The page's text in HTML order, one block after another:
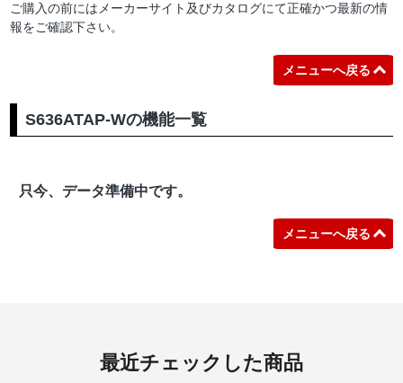
ご購入の前にはメーカーサイト及びカタログにて正確かつ最新の情
報をご確認下さい。
メニューへ戻る
S636ATAP-Wの機能一覧
只今、データ準備中です。
メニューへ戻る
最近チェックした商品